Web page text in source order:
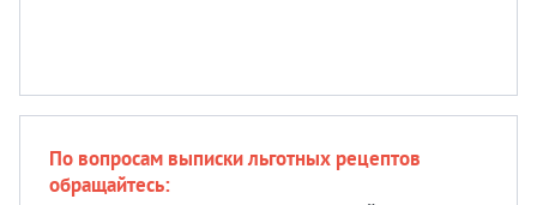
По вопросам выписки льготных рецептов
обращайтесь: